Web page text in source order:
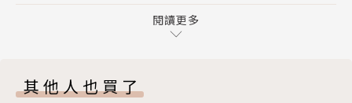
閱讀更多
其他人也買了